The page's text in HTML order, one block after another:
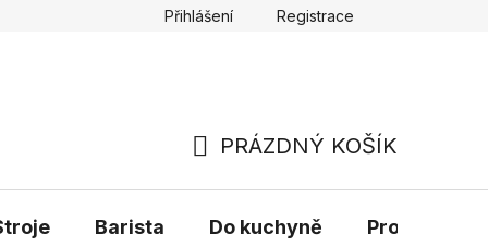
Přihlášení Registrace
KOŠÍK
PRÁZDNÝ KOŠÍK
Barista Do kuchyně Prodávané